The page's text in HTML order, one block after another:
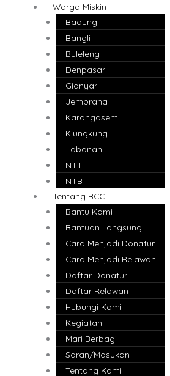
Warga Miskin
Badung
Bangli
Buleleng
Denpasar
Gianyar
Jembrana
Karangasem
Klungkung
Tabanan
NTT
NTB
Tentang BCC
Bantu Kami
Bantuan Langsung
Cara Menjadi Donatur
Cara Menjadi Relawan
Daftar Donatur
Daftar Relawan
Hubungi Kami
Kegiatan
Mari Berbagi
Saran/Masukan
Tentang Kami